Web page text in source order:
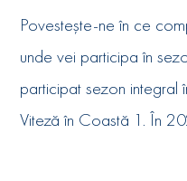
Povestește-ne în ce
unde vei participa în
participat sezon
Viteză în Coastă 1. În